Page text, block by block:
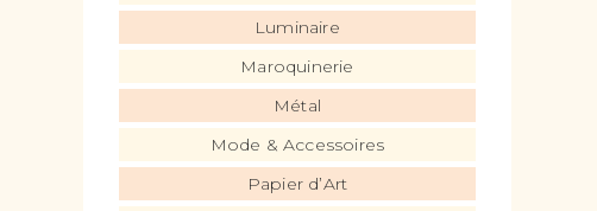
Luminaire
Maroquinerie
Métal
Mode & Accessoires
Papier d’Art